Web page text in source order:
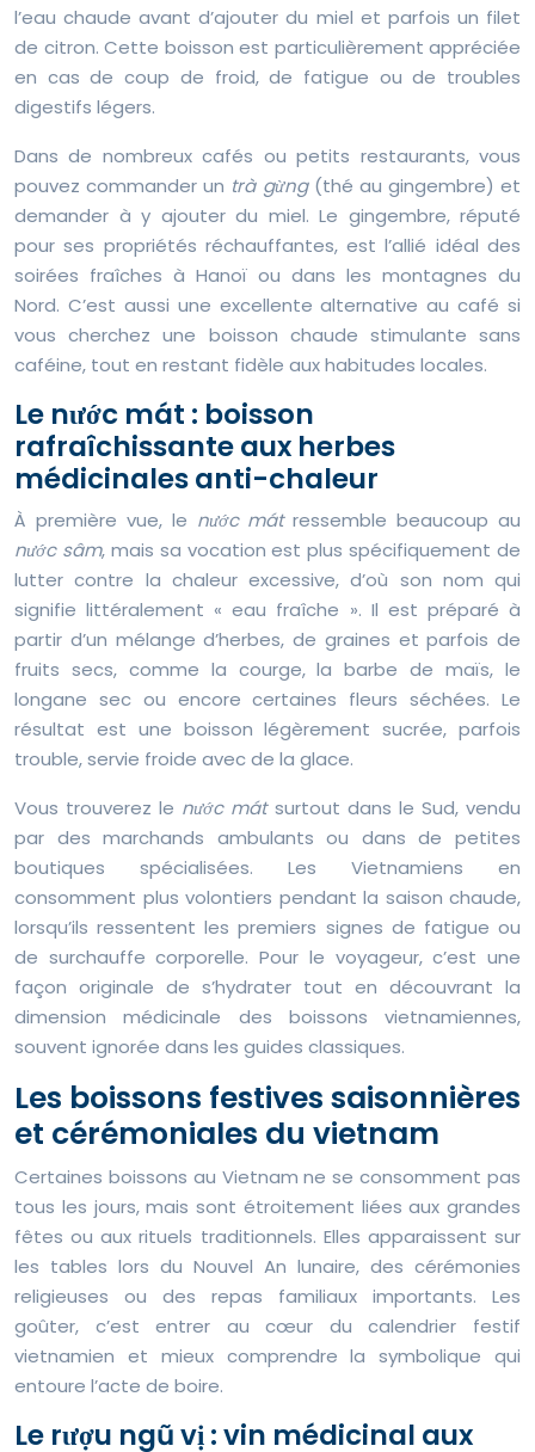
l’eau chaude avant d’ajouter du miel et parfois un filet
de citron. Cette boisson est particulièrement appréciée
en cas de coup de froid, de fatigue ou de troubles
digestifs légers.
Dans de nombreux cafés ou petits restaurants, vous
pouvez commander un trà gừng(thé au gingembre) et
demander à y ajouter du miel. Le gingembre, réputé
pour ses propriétés réchauffantes, est l’allié idéal des
soirées fraîches à Hanoï ou dans les montagnes du
Nord. C’est aussi une excellente alternative au café si
vous cherchez une boisson chaude stimulante sans
caféine, tout en restant fidèle aux habitudes locales.
Le nước mát : boisson
rafraîchissante aux herbes
médicinales anti-chaleur
À première vue, le nước mátressemble beaucoup au
nước sâm, mais sa vocation est plus spécifiquement de
lutter contre la chaleur excessive, d’où son nom qui
signifie littéralement « eau fraîche ». Il est préparé à
partir d’un mélange d’herbes, de graines et parfois de
fruits secs, comme la courge, la barbe de maïs, le
longane sec ou encore certaines fleurs séchées. Le
résultat est une boisson légèrement sucrée, parfois
trouble, servie froide avec de la glace.
Vous trouverez le nước mátsurtout dans le Sud, vendu
par des marchands ambulants ou dans de petites
boutiques spécialisées. Les Vietnamiens en
consomment plus volontiers pendant la saison chaude,
lorsqu’ils ressentent les premiers signes de fatigue ou
de surchauffe corporelle. Pour le voyageur, c’est une
façon originale de s’hydrater tout en découvrant la
dimension médicinale des boissons vietnamiennes,
souvent ignorée dans les guides classiques.
Les boissons festives saisonnières
et cérémoniales du vietnam
Certaines boissons au Vietnam ne se consomment pas
tous les jours, mais sont étroitement liées aux grandes
fêtes ou aux rituels traditionnels. Elles apparaissent sur
les tables lors du Nouvel An lunaire, des cérémonies
religieuses ou des repas familiaux importants. Les
goûter, c’est entrer au cœur du calendrier festif
vietnamien et mieux comprendre la symbolique qui
entoure l’acte de boire.
Le rượu ngũ vị : vin médicinal aux